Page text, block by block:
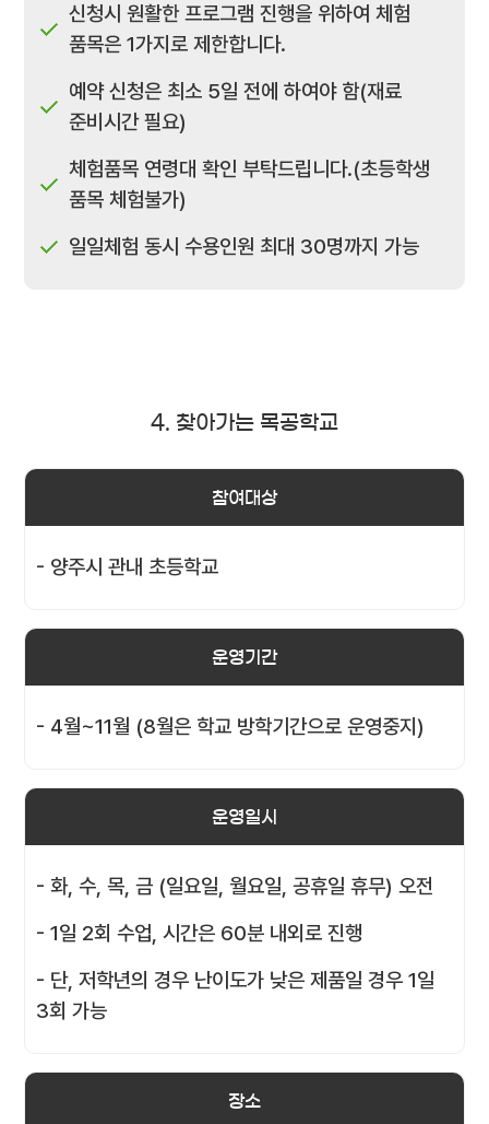
신청시 원활한 프로그램 진행을 위하여 체험
품목은 1가지로 제한합니다.
예약 신청은 최소 5일 전에 하여야 함(재료
준비시간 필요)
체험품목 연령대 확인 부탁드립니다.(초등학생
품목 체험불가)
일일체험 동시 수용인원 최대 30명까지 가능
4. 찾아가는 목공학교
참여대상
- 양주시 관내 초등학교
운영기간
- 4월~11월 (8월은 학교 방학기간으로 운영중지)
운영일시
- 화, 수, 목, 금 (일요일, 월요일, 공휴일 휴무) 오전
- 1일 2회 수업, 시간은 60분 내외로 진행
- 단, 저학년의 경우 난이도가 낮은 제품일 경우 1일
3회 가능
장소